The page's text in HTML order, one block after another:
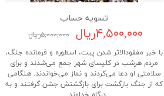
تسویه حساب
۴,۵۰۰,۰۰۰ریال
۵,۰۰۰,۰۰۰ریال
با خبر مفقودالاثر شدن پیت، اسطوره و فرمانده جنگ،
مردم هرشب در کلیسای شهر جمع می‌شدند و برای
سلامتی او دعا می‌کردند و نماز می‌خواندند. هنگامی
که از جنگ بازگشت برای بازگشتش جشن گرفتند و به